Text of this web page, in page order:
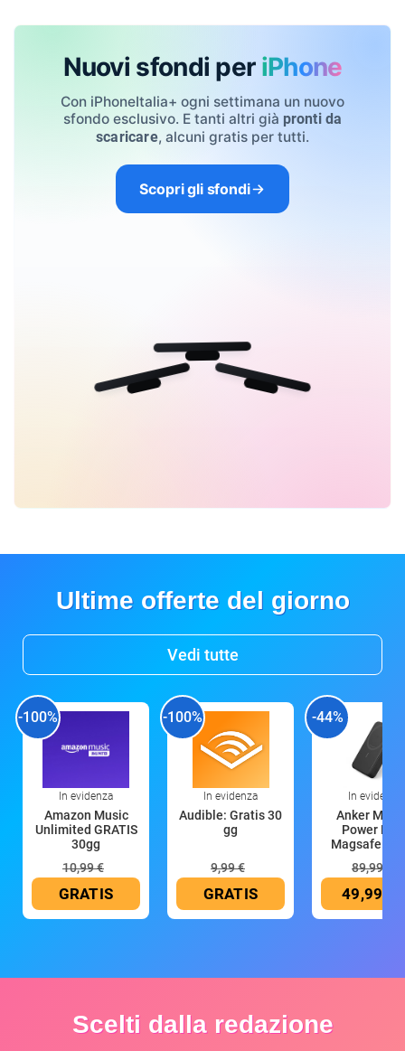
Nuovi sfondi per iPhone
Con iPhoneItalia+ ogni settimana un nuovo
sfondo esclusivo. E tanti altri già pronti da
scaricare, alcuni gratis per tutti.
Scopri gli sfondi
Ultime offerte del giorno
Vedi tutte
-100%
In evidenza
Amazon Music
Unlimited GRATIS
30gg
10,99 €
GRATIS
-100%
In evidenza
Audible: Gratis 30
gg
9,99 €
GRATIS
-44%
In evidenza
Anker
Power
Magsafe
89,99 €
49,99 €
Scelti dalla redazione